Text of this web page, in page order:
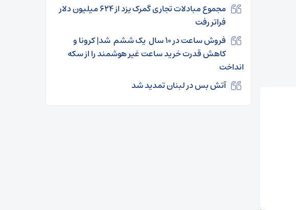
مجموع مبادلات تجاری گمرک یزد از ۶۲۴ میلیون دلار
فراتر رفت
فروش ساعت در ۱۰ سال یک ششم شد| کرونا و
کاهش قدرت خرید ساعت غیر هوشمند را از سکه
انداخت
آتش بس در لبنان تمدید شد